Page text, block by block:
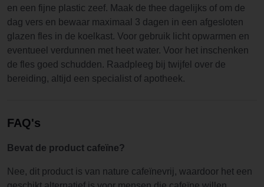
en een fijne plastic zeef. Maak de thee dagelijks of om de
dag vers en bewaar maximaal 3 dagen in een afgesloten
glazen fles in de koelkast. Voor gebruik licht opwarmen en
eventueel verdunnen met heet water. Voor het inschenken
de fles goed schudden. Raadpleeg bij twijfel over de
bereiding, altijd een specialist of apotheek.
FAQ's
Bevat de product cafeïne?
Nee, dit product is van nature cafeïnevrij, waardoor het een